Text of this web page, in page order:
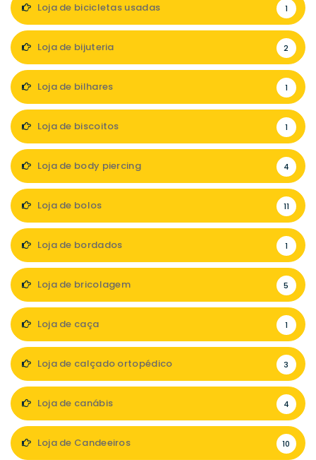
Loja de bicicletas usadas 1
Loja de bijuteria 2
Loja de bilhares 1
Loja de biscoitos 1
Loja de body piercing 4
Loja de bolos 11
Loja de bordados 1
Loja de bricolagem 5
Loja de caça 1
Loja de calçado ortopédico 3
Loja de canábis 4
Loja de Candeeiros 10